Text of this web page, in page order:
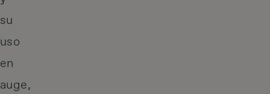
su
uso
en
auge,